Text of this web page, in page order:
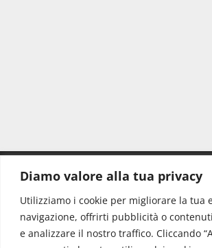
Diamo valore alla tua privacy
Utilizziamo i cookie per migliorare la tua
navigazione, offrirti pubblicità o
e analizzare il nostro traffico. Cliccando
Redazione:
Direttore: